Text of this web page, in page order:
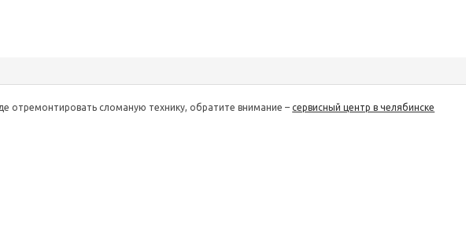
отремонтировать сломаную технику, обратите внимание –сервисный центр в челябинске